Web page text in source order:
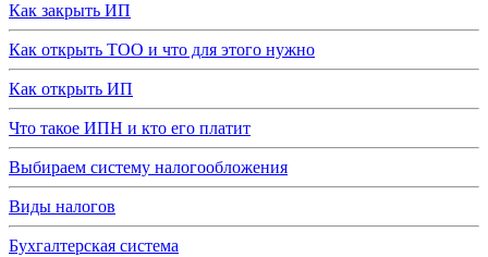
Как закрыть ИП
Как открыть ТОО и что для этого нужно
Как открыть ИП
Что такое ИПН и кто его платит
Выбираем систему налогообложения
Виды налогов
Бухгалтерская система